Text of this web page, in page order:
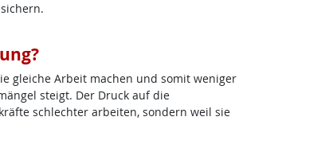
gleiche Arbeit machen und somit weniger
steigt. Der Druck auf die
schlechter arbeiten, sondern weil sie